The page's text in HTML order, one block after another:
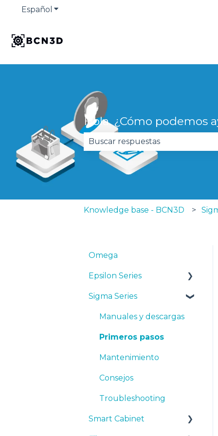
Español Traducciones de Mostrar submenú de
Hola. ¿Cómo podemos
No hay sugerencias porque el
Knowledge base - BCN3D
Omega
Epsilon Series
Manuales y Descargas
Primeros pasos
Mantenimiento
Consejos
Resolución de
Sigma Series
Manuales y descargas
Primeros pasos
Mantenimiento
Consejos
Troubleshooting
Smart Cabinet